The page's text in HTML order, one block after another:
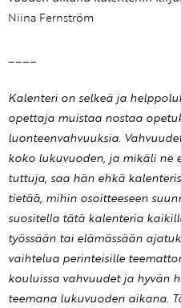
Niina Fernström
____
Kalenteri on selkeä ja
opettaja muistaa nostaa
luonteenvahvuuksia.
koko lukuvuoden, ja mikäli ne
tuttuja, saa hän ehkä
tietää, mihin osoitteeseen
suositella tätä kalenteria
työssään tai elämässään
vaihtelua perinteisille
kouluissa vahvuudet ja hyvän
teemana lukuvuoden aikana.